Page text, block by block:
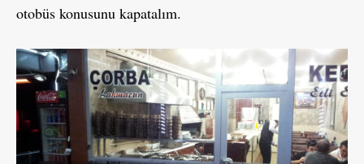
otobüs konusunu kapatalım.